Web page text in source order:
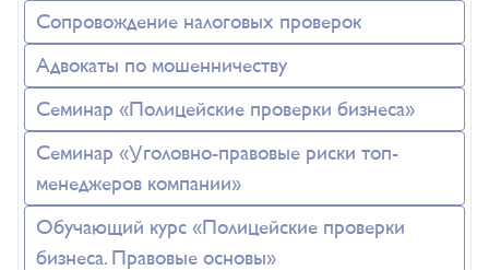
Сопровождение налоговых проверок
Адвокаты по мошенничеству
Семинар «Полицейские проверки бизнеса»
Семинар «Уголовно-правовые риски топ-
менеджеров компании»
Обучающий курс «Полицейские проверки
бизнеса. Правовые основы»